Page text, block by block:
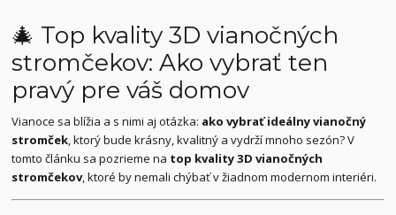
🎄 Top kvality 3D vianočných
stromčekov: Ako vybrať ten
pravý pre váš domov
Vianoce sa blížia a s nimi aj otázka: ako vybrať ideálny vianočný
stromček, ktorý bude krásny, kvalitný a vydrží mnoho sezón? V
tomto článku sa pozrieme na top kvality 3D vianočných
stromčekov, ktoré by nemali chýbať v žiadnom modernom interiéri.